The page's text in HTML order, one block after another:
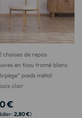
chaises de repas
en tissu tramé blanc
pieds métal
clair
€
2,80 €